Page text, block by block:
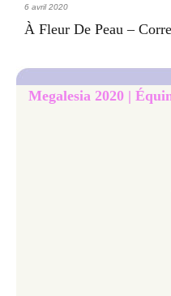
6 avril 2020
À Fleur De Peau –
Megalesia 2020 |